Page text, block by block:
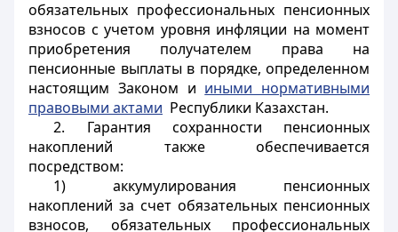
обязательных профессиональных пенсионных
взносов с учетом уровня инфляции на момент
приобретения получателем права на
пенсионные выплаты в порядке, определенном
настоящим Законом и иными нормативными
правовыми актами Республики Казахстан.
2. Гарантия сохранности пенсионных
накоплений также обеспечивается
посредством:
1) аккумулирования пенсионных
накоплений за счет обязательных пенсионных
взносов, обязательных профессиональных